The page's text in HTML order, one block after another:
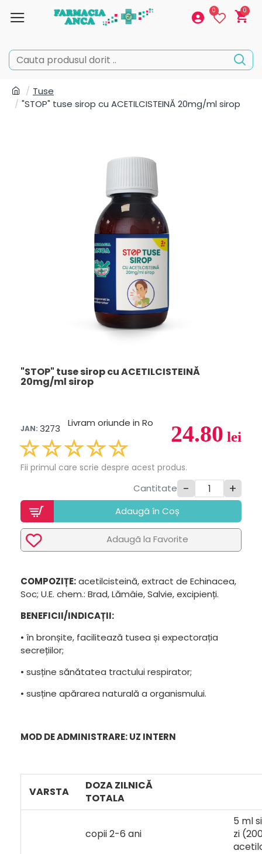
0 0
Tuse
"STOP" tuse sirop cu ACETILCISTEINĂ 20mg/ml sirop
"STOP" tuse sirop cu ACETILCISTEINĂ
20mg/ml sirop
24.80 lei
JAN: 3273 Livram oriunde in Ro
Fii primul care scrie despre acest produs.
Cantitate - +
Adaugã în Coș
Adaugã la Favorite
COMPOZIȚE:acetilcisteină, extract de Echinacea,
Soc; U.E. chem.: Brad, Lămâie, Salvie, excipienți.
BENEFICII/INDICAȚII:
• în bronșite, facilitează tusea și expectorația
secrețiilor;
• susține sănătatea tractului respirator;
• susține apărarea naturală a organismului.
MOD DE ADMINISTRARE: UZ INTERN
VARSTA
DOZA ZILNICĂ
TOTALA
copii 2-6 ani
5 ml
zi